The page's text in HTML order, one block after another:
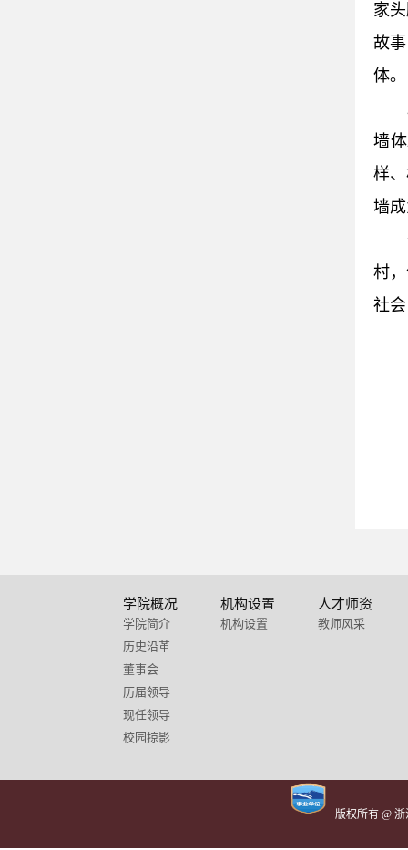
家
故
体。
墙
样
墙
村
社
学院概况
学院简介
历史沿革
董事会
历届领导
现任领导
校园掠影
机构设置
机构设置
人才师资
教师风采
版权所有 @